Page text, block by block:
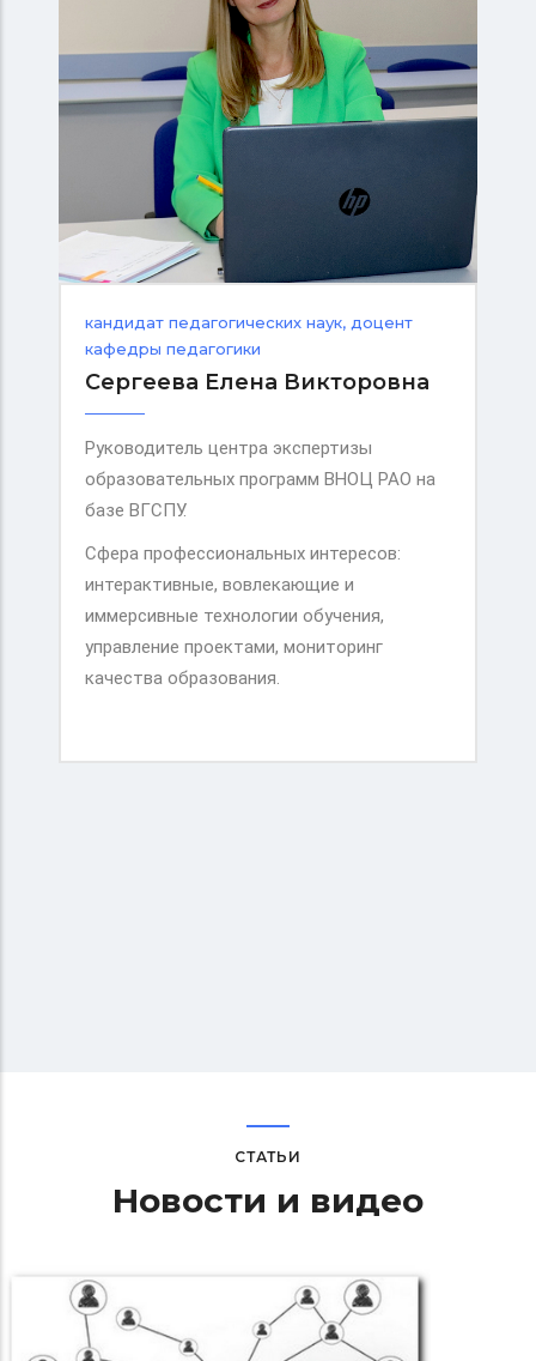
кандидат педагогических наук, доцент
кафедры педагогики
Сергеева Елена Викторовна
Руководитель центра экспертизы
образовательных программ ВНОЦ РАО на
базе ВГСПУ.
Сфера профессиональных интересов:
интерактивные, вовлекающие и
иммерсивные технологии обучения,
управление проектами, мониторинг
качества образования.
СТАТЬИ
Новости и видео